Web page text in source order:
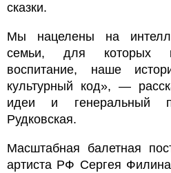
сказки.
Мы нацелены на
семьи, для которых
воспитание, наше
культурный код», —
идеи и генеральный
Рудковская.
Масштабная балетная
артиста РФ Сергея